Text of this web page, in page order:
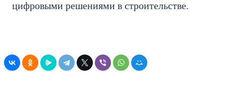
цифровыми решениями в строительстве.